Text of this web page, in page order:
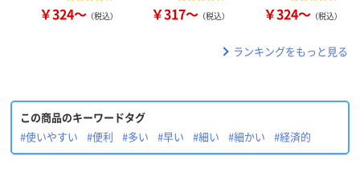
￥324～ （税込） ￥317～ （税込） ￥324～ （税込）
ランキングをもっと見る
この商品のキーワードタグ
#使いやすい
#便利 #多い #早い #細い #細かい #経済的